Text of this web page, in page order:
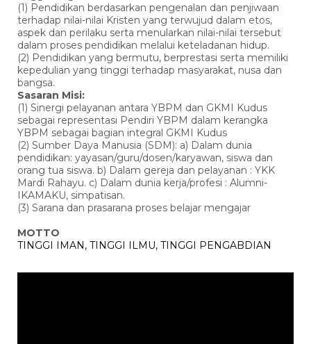
(1) Pendidikan berdasarkan pengenalan dan penjiwaan
terhadap nilai-nilai Kristen yang terwujud dalam etos,
aspek dan perilaku serta menularkan nilai-nilai tersebut
dalam proses pendidikan melalui keteladanan hidup.
(2) Pendidikan yang bermutu, berprestasi serta memiliki
kepedulian yang tinggi terhadap masyarakat, nusa dan
bangsa.
Sasaran Misi:
(1) Sinergi pelayanan antara YBPM dan GKMI Kudus
sebagai representasi Pendiri YBPM dalam kerangka
YBPM sebagai bagian integral GKMI Kudus
(2) Sumber Daya Manusia (SDM): a) Dalam dunia
pendidikan: yayasan/guru/dosen/karyawan, siswa dan
orang tua siswa. b) Dalam gereja dan pelayanan : YKK
Mardi Rahayu. c) Dalam dunia kerja/profesi : Alumni-
IKAMAKU, simpatisan.
(3) Sarana dan prasarana proses belajar mengajar
MOTTO
TINGGI IMAN, TINGGI ILMU, TINGGI PENGABDIAN